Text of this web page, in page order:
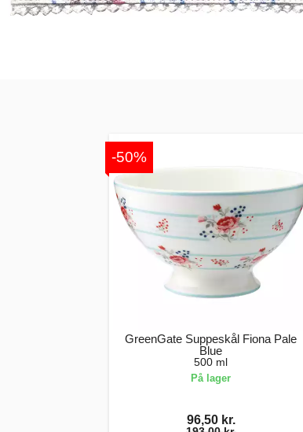
-50%
GreenGate Suppeskål Fiona Pale
Blue
500 ml
På lager
96,50 kr.